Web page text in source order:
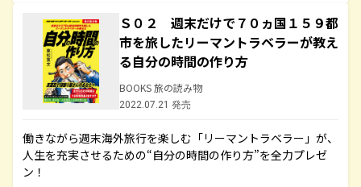
Ｓ０２ 週末だけで７０ヵ国１５９都
市を旅したリーマントラベラーが教え
る自分の時間の作り方
BOOKS 旅の読み物
2022.07.21 発売
働きながら週末海外旅行を楽しむ「リーマントラベラー」が、
人生を充実させるための“自分の時間の作り方”を全力プレゼ
ン！